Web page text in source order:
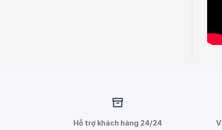
Hỗ trợ khách hàng 24/24